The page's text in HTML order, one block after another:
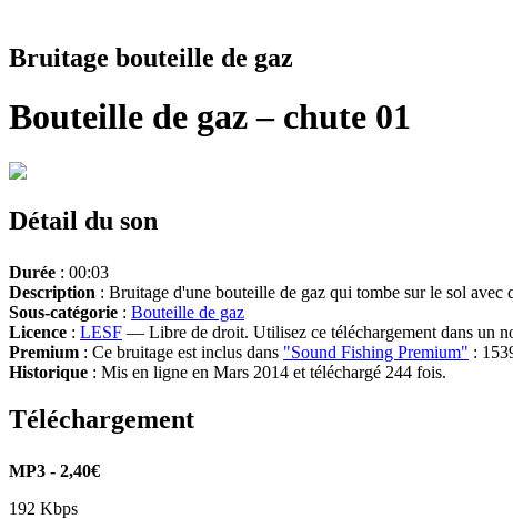
Bruitage bouteille de gaz
Bouteille de gaz – chute 01
Détail du son
Durée : 00:03
Description : Bruitage d'une bouteille de gaz qui tombe sur le sol avec
Sous-catégorie : Bouteille de gaz
Licence : LESF — Libre de droit. Utilisez ce téléchargement dans un
Premium : Ce bruitage est inclus dans "Sound Fishing Premium" :
Historique : Mis en ligne en Mars 2014 et téléchargé 244 fois.
Téléchargement
MP3 - 2,40€
192 Kbps